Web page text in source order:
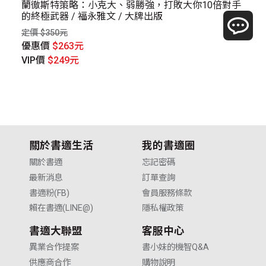
蘭徹斯特策略：小克大、弱勝強，打敗大你10倍對手
的終極武器 / 福永雅文 / 大牌出版
定價 $350元
優惠價 $263元
VIP價 $249元
關於書適生活
關於書適
最新消息
書適粉(FB)
賴在書適(LINE@)
我的書適圈
忘記密碼
訂單查詢
會員服務條款
隱私權政策
書適大聯盟
異業合作提案
供應商合作
客服中心
書小妹的機智Q&A
購物說明